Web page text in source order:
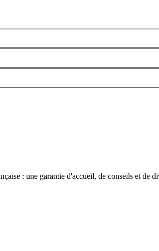
: une garantie d'accueil, de conseils et de